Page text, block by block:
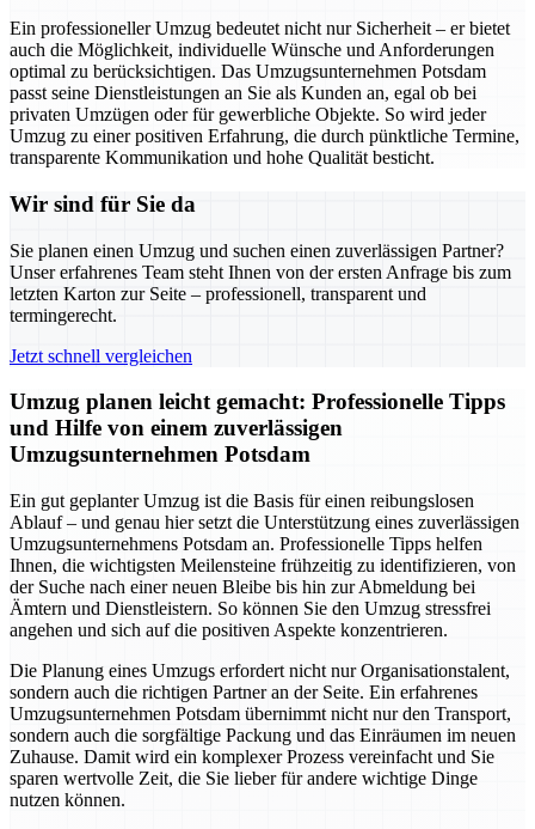
Ein professioneller Umzug bedeutet nicht nur Sicherheit – er bietet
auch die Möglichkeit, individuelle Wünsche und Anforderungen
optimal zu berücksichtigen. Das Umzugsunternehmen Potsdam
passt seine Dienstleistungen an Sie als Kunden an, egal ob bei
privaten Umzügen oder für gewerbliche Objekte. So wird jeder
Umzug zu einer positiven Erfahrung, die durch pünktliche Termine,
transparente Kommunikation und hohe Qualität besticht.
Wir sind für Sie da
Sie planen einen Umzug und suchen einen zuverlässigen Partner?
Unser erfahrenes Team steht Ihnen von der ersten Anfrage bis zum
letzten Karton zur Seite – professionell, transparent und
termingerecht.
Jetzt schnell vergleichen
Umzug planen leicht gemacht: Professionelle Tipps
und Hilfe von einem zuverlässigen
Umzugsunternehmen Potsdam
Ein gut geplanter Umzug ist die Basis für einen reibungslosen
Ablauf – und genau hier setzt die Unterstützung eines zuverlässigen
Umzugsunternehmens Potsdam an. Professionelle Tipps helfen
Ihnen, die wichtigsten Meilensteine frühzeitig zu identifizieren, von
der Suche nach einer neuen Bleibe bis hin zur Abmeldung bei
Ämtern und Dienstleistern. So können Sie den Umzug stressfrei
angehen und sich auf die positiven Aspekte konzentrieren.
Die Planung eines Umzugs erfordert nicht nur Organisationstalent,
sondern auch die richtigen Partner an der Seite. Ein erfahrenes
Umzugsunternehmen Potsdam übernimmt nicht nur den Transport,
sondern auch die sorgfältige Packung und das Einräumen im neuen
Zuhause. Damit wird ein komplexer Prozess vereinfacht und Sie
sparen wertvolle Zeit, die Sie lieber für andere wichtige Dinge
nutzen können.